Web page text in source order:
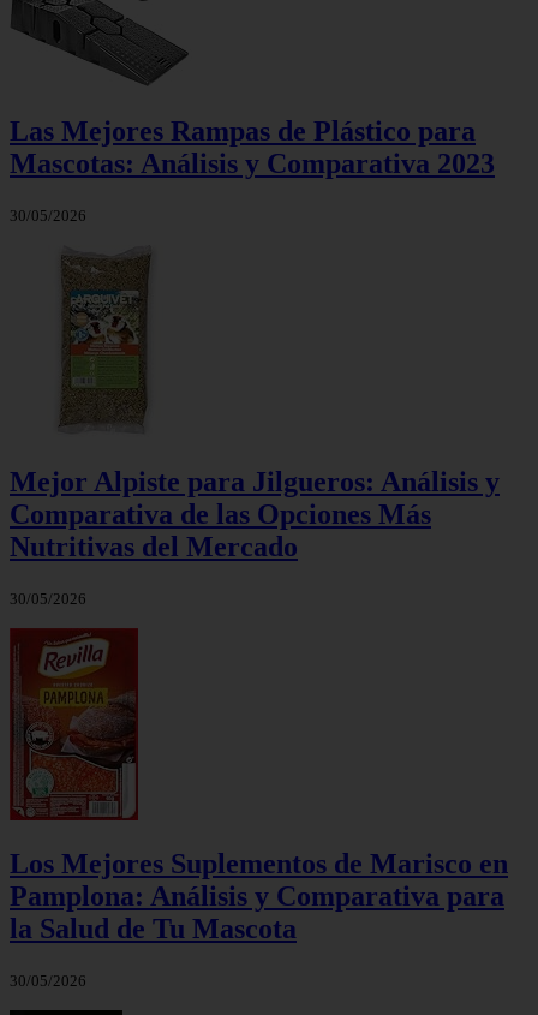
Las Mejores Rampas de Plástico para
Mascotas: Análisis y Comparativa 2023
30/05/2026
Mejor Alpiste para Jilgueros: Análisis y
Comparativa de las Opciones Más
Nutritivas del Mercado
30/05/2026
Los Mejores Suplementos de Marisco en
Pamplona: Análisis y Comparativa para
la Salud de Tu Mascota
30/05/2026